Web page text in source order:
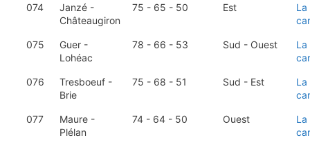
074
Janzé -
Châteaugiron
75 - 65 - 50 Est
La
075
Guer -
Lohéac
78 - 66 - 53 Sud - Ouest
La
076
Tresboeuf -
Brie
75 - 68 - 51 Sud - Est
La
077
Maure -
Plélan
74 - 64 - 50 Ouest
La